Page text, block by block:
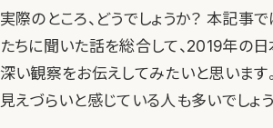
実際のところ、どうでしょうか？ 本記事
たちに聞いた話を総合して、2019年の
深い観察をお伝えしてみたいと思います
見えづらいと感じている人も多いでしょ